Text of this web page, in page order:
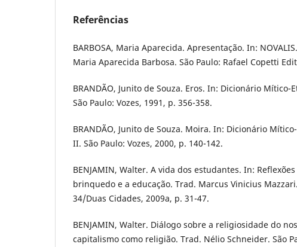
Referências
BARBOSA, Maria Aparecida. Apresentação. In:
Maria Aparecida Barbosa. São Paulo: Rafael Copetti
BRANDÃO, Junito de Souza. Eros. In: Dicionário Mítico-
São Paulo: Vozes, 1991, p. 356-358.
BRANDÃO, Junito de Souza. Moira. In: Dicionário
II. São Paulo: Vozes, 2000, p. 140-142.
BENJAMIN, Walter. A vida dos estudantes. In:
brinquedo e a educação. Trad. Marcus Vinicius
34/Duas Cidades, 2009a, p. 31-47.
BENJAMIN, Walter. Diálogo sobre a religiosidade do
capitalismo como religião. Trad. Nélio Schneider. São